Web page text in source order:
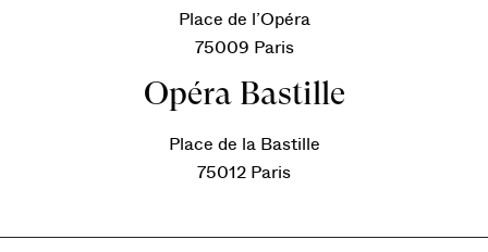
Place de l’Opéra
75009 Paris
Opéra Bastille
Place de la Bastille
75012 Paris